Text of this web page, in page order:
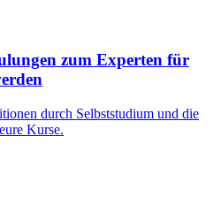
zum Experten für
durch Selbststudium und die
Kurse.